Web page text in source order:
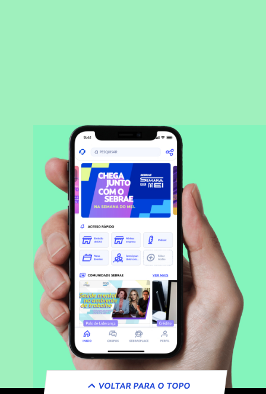
VOLTAR PARA O TOPO